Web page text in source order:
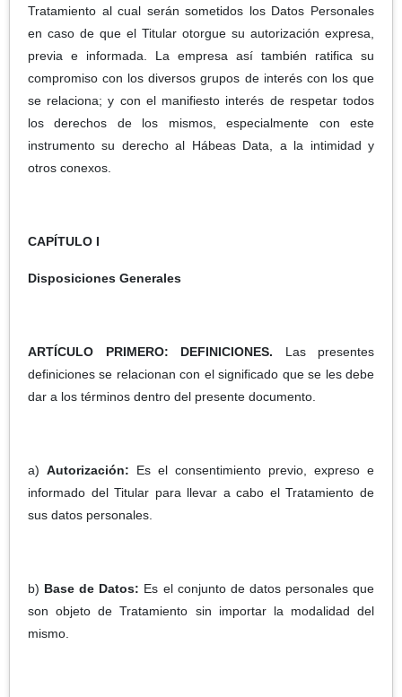
Tratamiento al cual serán sometidos los Datos Personales
en caso de que el Titular otorgue su autorización expresa,
previa e informada. La empresa así también ratifica su
compromiso con los diversos grupos de interés con los que
se relaciona; y con el manifiesto interés de respetar todos
los derechos de los mismos, especialmente con este
instrumento su derecho al Hábeas Data, a la intimidad y
otros conexos.
CAPÍTULO I
Disposiciones Generales
ARTÍCULO PRIMERO: DEFINICIONES. Las presentes
definiciones se relacionan con el significado que se les debe
dar a los términos dentro del presente documento.
a) Autorización: Es el consentimiento previo, expreso e
informado del Titular para llevar a cabo el Tratamiento de
sus datos personales.
b) Base de Datos: Es el conjunto de datos personales que
son objeto de Tratamiento sin importar la modalidad del
mismo.